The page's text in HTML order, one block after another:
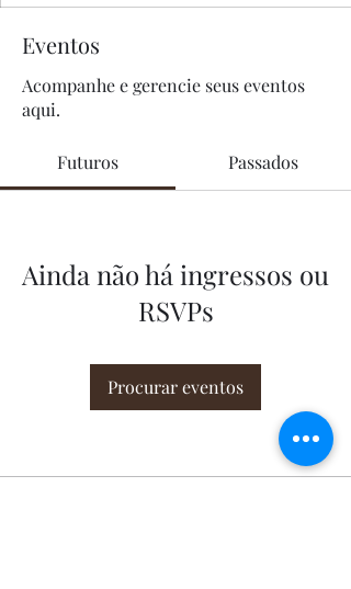
Eventos
Acompanhe e gerencie seus eventos
aqui.
Futuros Passados
Ainda não há ingressos ou
RSVPs
Procurar eventos